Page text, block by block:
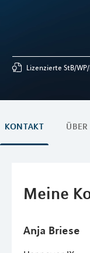
Lizenzierte StB/
KONTAKT
Meine
Anja Briese